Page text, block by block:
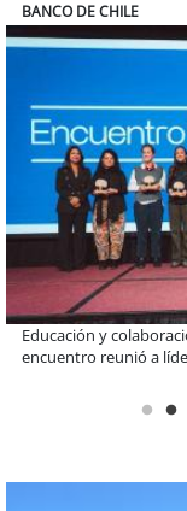
COLEGIO RÍO LOA
Llaman a
informado al SAE